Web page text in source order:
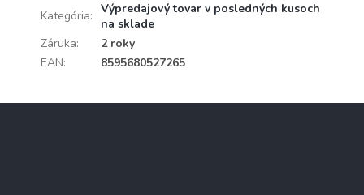
Kategória: Výpredajový tovar v posledných kusoch
na sklade
Záruka:
2 roky
EAN: 8595680527265